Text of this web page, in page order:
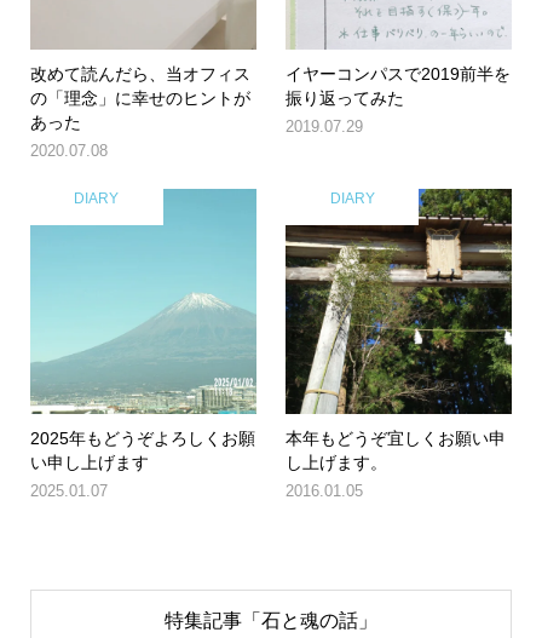
改めて読んだら、当オフィス
の「理念」に幸せのヒントが
あった
2020.07.08
イヤーコンパスで2019前半を
振り返ってみた
2019.07.29
DIARY
2025年もどうぞよろしくお願
い申し上げます
2025.01.07
DIARY
本年もどうぞ宜しくお願い申
し上げます。
2016.01.05
特集記事「石と魂の話」